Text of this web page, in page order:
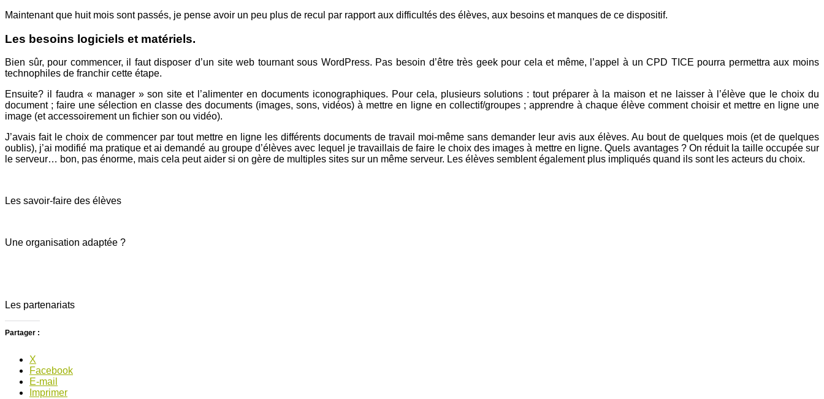
Maintenant que huit mois sont passés, je pense avoir un peu plus de recul par rapport aux difficultés des élèves, aux besoins et manques de ce dispositif.
Les besoins logiciels et matériels.
Bien sûr, pour commencer, il faut disposer d’un site web tournant sous WordPress. Pas besoin d’être très geek pour cela et même, l’appel à un CPD TICE pourra permettra aux moins
technophiles de franchir cette étape.
Ensuite? il faudra « manager » son site et l’alimenter en documents iconographiques. Pour cela, plusieurs solutions : tout préparer à la maison et ne laisser à l’élève que le choix du
document ; faire une sélection en classe des documents (images, sons, vidéos) à mettre en ligne en collectif/groupes ; apprendre à chaque élève comment choisir et mettre en ligne une
image (et accessoirement un fichier son ou vidéo).
J’avais fait le choix de commencer par tout mettre en ligne les différents documents de travail moi-même sans demander leur avis aux élèves. Au bout de quelques mois (et de quelques
oublis), j’ai modifié ma pratique et ai demandé au groupe d’élèves avec lequel je travaillais de faire le choix des images à mettre en ligne. Quels avantages ? On réduit la taille occupée sur
le serveur… bon, pas énorme, mais cela peut aider si on gère de multiples sites sur un même serveur. Les élèves semblent également plus impliqués quand ils sont les acteurs du choix.
Les savoir-faire des élèves
Une organisation adaptée ?
Les partenariats
Partager :
X
Facebook
E-mail
Imprimer